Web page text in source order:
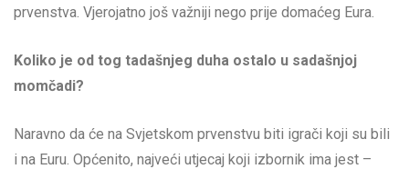
prvenstva. Vjerojatno još važniji nego prije domaćeg Eura.
Koliko je od tog tadašnjeg duha ostalo u sadašnjoj
momčadi?
Naravno da će na Svjetskom prvenstvu biti igrači koji su bili
i na Euru. Općenito, najveći utjecaj koji izbornik ima jest –